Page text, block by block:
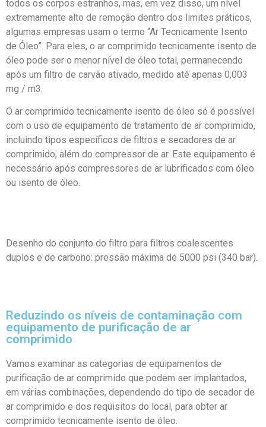
todos os corpos estranhos, mas, em vez disso, um nível
extremamente alto de remoção dentro dos limites práticos,
algumas empresas usam o termo “Ar Tecnicamente Isento
de Óleo”. Para eles, o ar comprimido tecnicamente isento de
óleo pode ser o menor nível de óleo total, permanecendo
após um filtro de carvão ativado, medido até apenas 0,003
mg / m3.
O ar comprimido tecnicamente isento de óleo só é possível
com o uso de equipamento de tratamento de ar comprimido,
incluindo tipos específicos de filtros e secadores de ar
comprimido, além do compressor de ar. Este equipamento é
necessário após compressores de ar lubrificados com óleo
ou isento de óleo.
Desenho do conjunto do filtro para filtros coalescentes
duplos e de carbono: pressão máxima de 5000 psi (340 bar).
Reduzindo os níveis de contaminação com
equipamento de purificação de ar
comprimido
Vamos examinar as categorias de equipamentos de
purificação de ar comprimido que podem ser implantados,
em várias combinações, dependendo do tipo de secador de
ar comprimido e dos requisitos do local, para obter ar
comprimido tecnicamente isento de óleo.